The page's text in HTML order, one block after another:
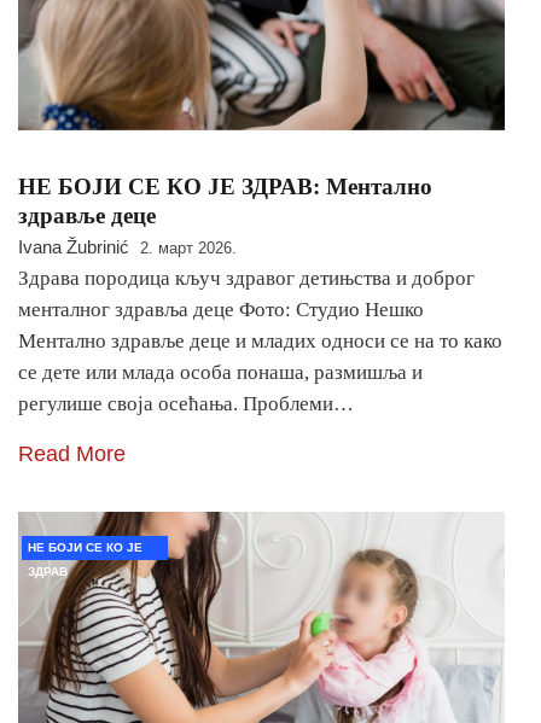
НЕ БОЈИ СЕ КО ЈЕ ЗДРАВ: Ментално
здравље деце
Ivana Žubrinić 2. март 2026.
Здрава породица кључ здравог детињства и доброг
менталног здравља деце Фото: Студио Нешко
Ментално здравље деце и младих односи се на то како
се дете или млада особа понаша, размишља и
регулише своја осећања. Проблеми…
Read More
НЕ БОЈИ СЕ КО ЈЕ
ЗДРАВ